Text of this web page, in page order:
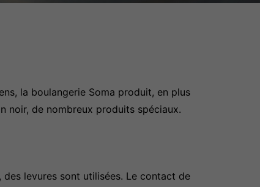
la boulangerie Soma produit, en plus
noir, de nombreux produits spéciaux.
levures sont utilisées. Le contact de